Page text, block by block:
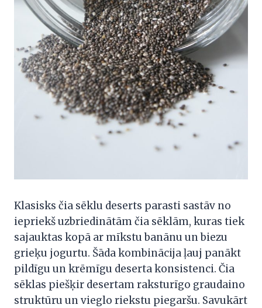
Klasisks čia sēklu deserts parasti sastāv no
iepriekš uzbriedinātām čia sēklām, kuras tiek
sajauktas kopā ar mīkstu banānu un biezu
grieķu jogurtu. Šāda kombinācija ļauj panākt
pildīgu un krēmīgu deserta konsistenci. Čia
sēklas piešķir desertam raksturīgo graudaino
struktūru un vieglo riekstu piegaršu. Savukārt